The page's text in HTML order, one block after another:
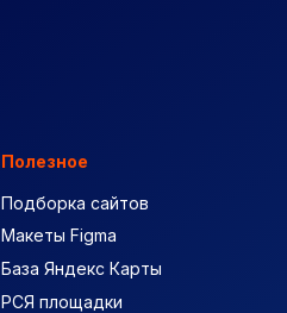
Полезное
Подборка сайтов
Макеты Figma
База Яндекс Карты
РСЯ площадки